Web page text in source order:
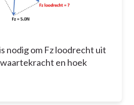
nodig om Fz loodrecht uit
en hoek